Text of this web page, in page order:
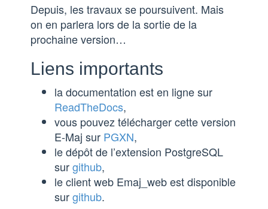
Depuis, les travaux se poursuivent. Mais
on en parlera lors de la sortie de la
prochaine version…
Liens importants
la documentation est en ligne sur
ReadTheDocs,
vous pouvez télécharger cette version
E-Maj sur PGXN,
le dépôt de l’extension PostgreSQL
surgithub,
le client web Emaj_web est disponible
surgithub.